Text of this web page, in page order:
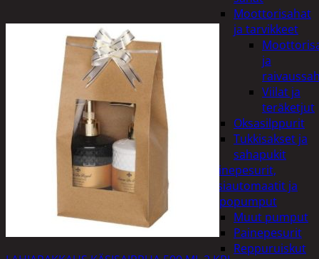
Moottorisahat
ja tarvikkeet
ja
Viilat ja
teräketjut
Oksasilppurit
Tukkisakset ja
sahapukit
Painepesurit,
vesiautomaatit ja
uppopumput
Muut pumput
Painepesurit
Reppuruiskut